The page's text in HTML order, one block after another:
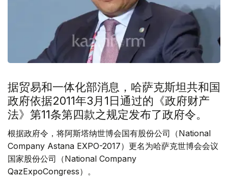
据贸易和一体化部消息，哈萨克斯坦共和国
政府依据2011年3月1日通过的《政府财产
法》第11条第四款之规定发布了政府令。
根据政府令，将阿斯塔纳世博会国有股份公司（National
Company Astana EXPO-2017）更名为哈萨克世博会会议
国家股份公司（National Company
QazExpoCongress）。